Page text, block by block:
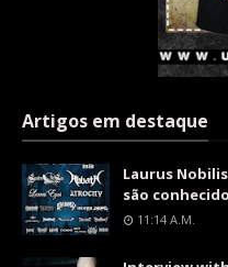
Artigos em destaque
Laurus
são
11:14 A.m.